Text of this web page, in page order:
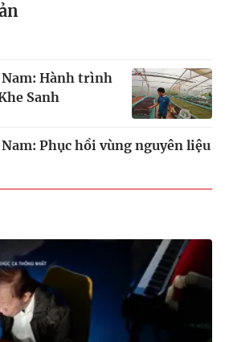
Nam: Hành trình
Sanh
Phục hồi vùng nguyên liệu